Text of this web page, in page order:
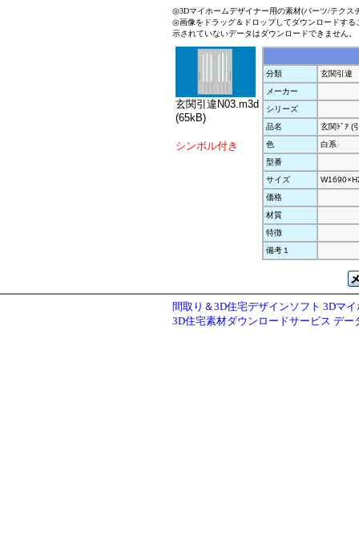
◎3Dマイホームデザイナー用の素材(パーツ/テクス
◎画像をドラッグ＆ドロップしてダウンロードす
示されていないデータはダウンロードできません。
玄関引違N03.m3d
(65kB)
シンボル付き
分類
玄関引違
メーカー
シリーズ
品名
玄関ﾄﾞｱ (
色
白系
型番
サイズ
価格
材質
特徴
備考１
間取り＆3D住宅デザインソフト 3Dマ
3D住宅素材ダウンロードサービス デー